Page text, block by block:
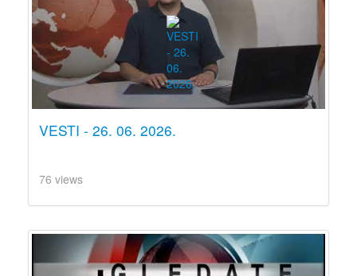
VESTI - 26. 06. 2026.
76 views